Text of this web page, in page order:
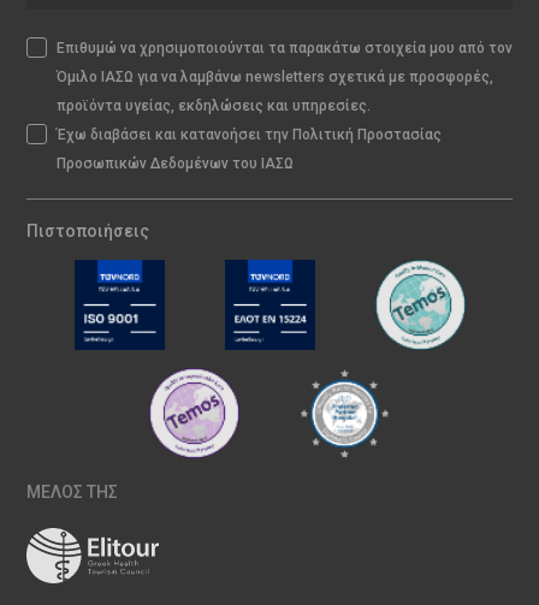
Επιθυμώ να χρησιμοποιούνται τα παρακάτω στοιχεία μου από τον
Όμιλο ΙΑΣΩ για να λαμβάνω newsletters σχετικά με προσφορές,
προϊόντα υγείας, εκδηλώσεις και υπηρεσίες.
Έχω διαβάσει και κατανοήσει την Πολιτική Προστασίας
Προσωπικών Δεδομένων του ΙΑΣΩ
Πιστοποιήσεις
ΜΕΛΟΣ ΤΗΣ